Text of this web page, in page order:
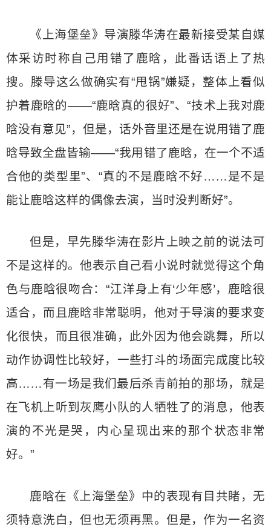
《上海堡垒》导演滕华涛在最新接受某自媒
体采访时称自己用错了鹿晗，此番话语上了热
搜。滕导这么做确实有“甩锅”嫌疑，整体上看似
护着鹿晗的——“鹿晗真的很好”、“技术上我对鹿
晗没有意见”，但是，话外音里还是在说用错了鹿
晗导致全盘皆输——“我用错了鹿晗，在一个不适
合他的类型里”、“真的不是鹿晗不好……是不是
能让鹿晗这样的偶像去演，当时没判断好”。
但是，早先滕华涛在影片上映之前的说法可
不是这样的。他表示自己看小说时就觉得这个角
色与鹿晗很吻合：“江洋身上有‘少年感’，鹿晗很
适合，而且鹿晗非常聪明，他对于导演的要求变
化很快，而且很准确，此外因为他会跳舞，所以
动作协调性比较好，一些打斗的场面完成度比较
高……有一场是我们最后杀青前拍的那场，就是
在飞机上听到灰鹰小队的人牺牲了的消息，他表
演的不光是哭，内心呈现出来的那个状态非常
好。”
鹿晗在《上海堡垒》中的表现有目共睹，无
须特意洗白，但也无须再黑。但是，作为一名资